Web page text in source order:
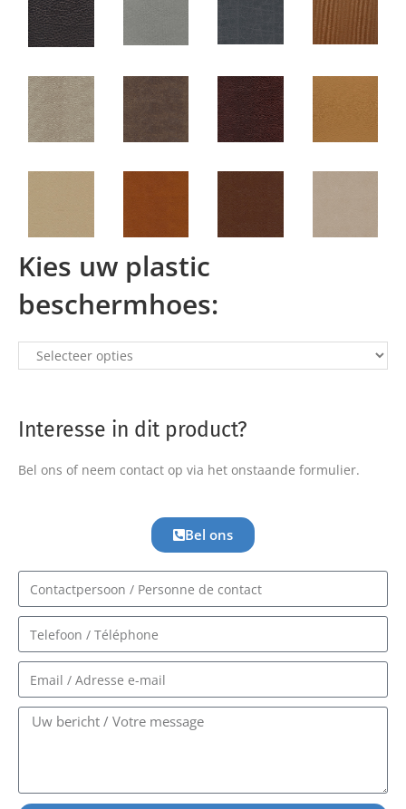
Kies uw plastic
beschermhoes:
Interesse in dit product?
Bel ons of neem contact op via het onstaande formulier.
Bel ons